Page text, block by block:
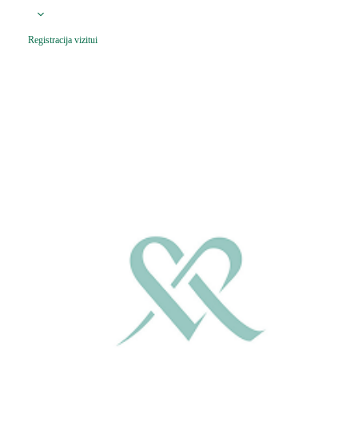
Registracija vizitui